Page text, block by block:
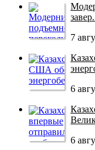
7
6
6